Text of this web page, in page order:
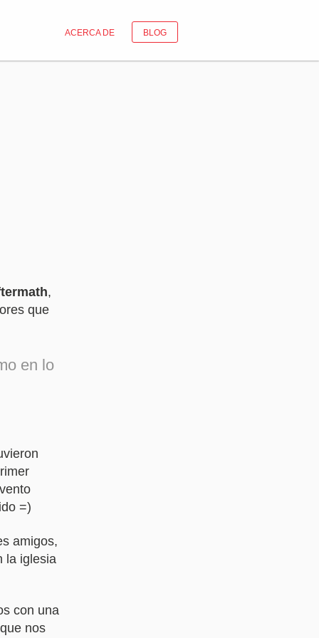
ACERCA DE BLOG
,
que
en lo
=)
amigos,
la iglesia
con una
nos